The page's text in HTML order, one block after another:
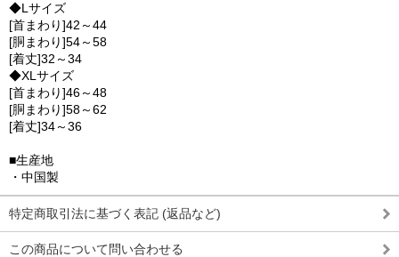
◆Lサイズ
[首まわり]42～44
[胴まわり]54～58
[着丈]32～34
◆XLサイズ
[首まわり]46～48
[胴まわり]58～62
[着丈]34～36
■生産地
・中国製
特定商取引法に基づく表記 (返品など)
この商品について問い合わせる